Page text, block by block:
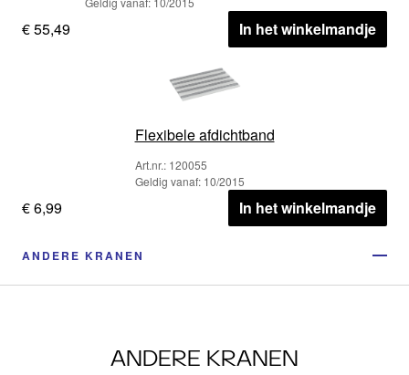
€ 55,49 In het winkelmandje
Flexibele afdichtband
Art.nr.: 120055
Geldig vanaf: 10/2015
€ 6,99 In het winkelmandje
ANDERE KRANEN
ANDERE KRANEN